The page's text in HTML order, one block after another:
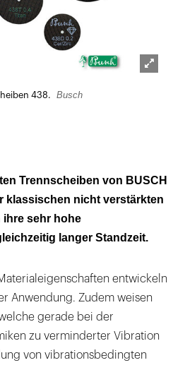
438. Busch
Trennscheiben von BUSCH
klassischen nicht verstärkten
sehr hohe
langer Standzeit.
entwickeln
Anwendung. Zudem weisen
gerade bei der
zu verminderter Vibration
von vibrationsbedingten